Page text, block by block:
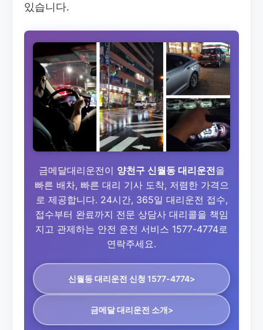
있습니다.
금메달대리운전이 양천구 신월동 대리운전을
빠른 배차, 빠른 대리 기사 도착, 저렴한 가격으
로 제공합니다. 24시간, 365일 대리운전 접수,
접수부터 완료까지 전문 상담사 대리콜을 책임
지고 관제하는 안전 운전 서비스 1577-4774로
연락주세요.
신월동 대리운전 신청 1577-4774>
금메달 대리운전 소개>